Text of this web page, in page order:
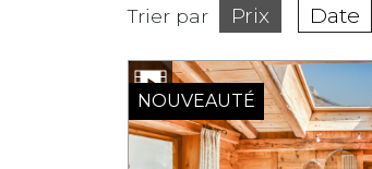
Trier par Prix Date
NOUVEAUTÉ